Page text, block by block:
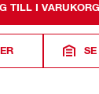
TILL I